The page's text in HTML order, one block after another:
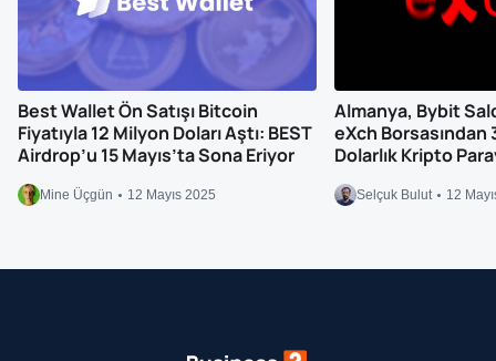
Best Wallet Ön Satışı Bitcoin
Fiyatıyla 12 Milyon Doları Aştı: BEST
Airdrop’u 15 Mayıs’ta Sona Eriyor
Mine Üçgün 12 Mayıs 2025
Almanya, Bybit
eXch Borsasından
Dolarlık Kripto
Selçuk Bulut 12